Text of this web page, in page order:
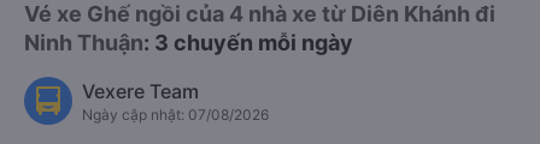
Vé xe Ghế ngồi của 4 nhà xe từ Diên Khánh đi
Ninh Thuận: 3 chuyến mỗi ngày
Vexere Team
Ngày cập nhật: 07/08/2026